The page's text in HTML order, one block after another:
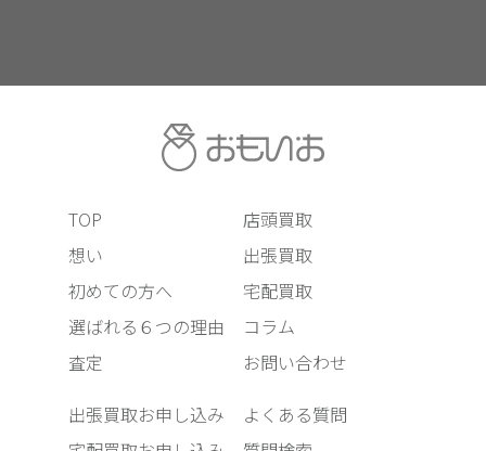
TOP
想い
初めての方へ
選ばれる６つの理由
査定
店頭買取
出張買取
宅配買取
コラム
お問い合わせ
出張買取お申し込み
よくある質問